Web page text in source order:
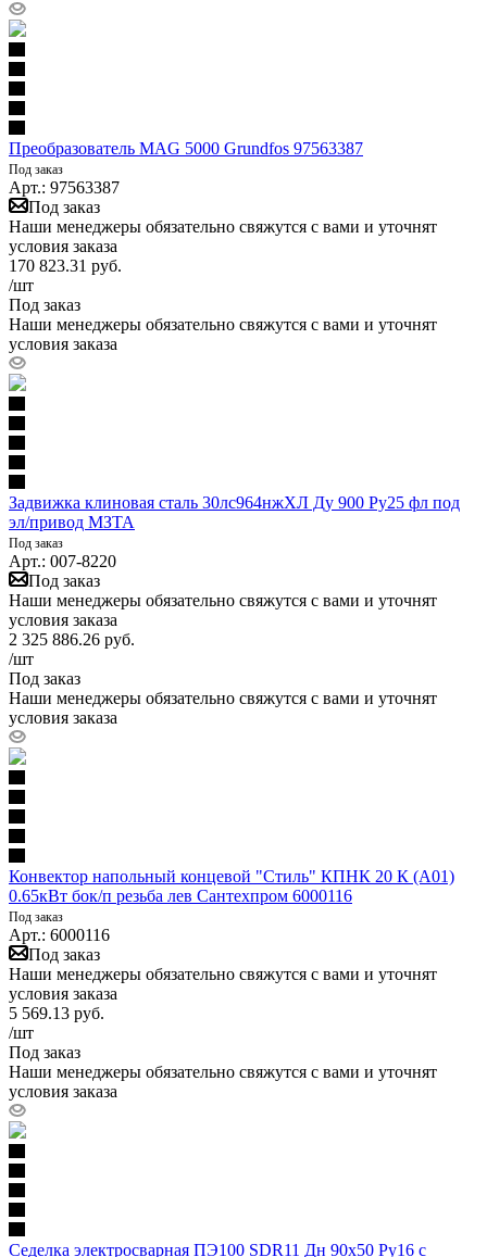
Преобразователь MAG 5000 Grundfos 97563387
Под заказ
Арт.: 97563387
Под заказ
Наши менеджеры обязательно свяжутся с вами и уточнят
условия заказа
170 823.31 руб.
/шт
Под заказ
Наши менеджеры обязательно свяжутся с вами и уточнят
условия заказа
Задвижка клиновая сталь 30лс964нжХЛ Ду 900 Ру25 фл под
эл/привод МЗТА
Под заказ
Арт.: 007-8220
Под заказ
Наши менеджеры обязательно свяжутся с вами и уточнят
условия заказа
2 325 886.26 руб.
/шт
Под заказ
Наши менеджеры обязательно свяжутся с вами и уточнят
условия заказа
Конвектор напольный концевой "Стиль" КПНК 20 К (А01)
0.65кВт бок/п резьба лев Сантехпром 6000116
Под заказ
Арт.: 6000116
Под заказ
Наши менеджеры обязательно свяжутся с вами и уточнят
условия заказа
5 569.13 руб.
/шт
Под заказ
Наши менеджеры обязательно свяжутся с вами и уточнят
условия заказа
Седелка электросварная ПЭ100 SDR11 Дн 90х50 Ру16 с